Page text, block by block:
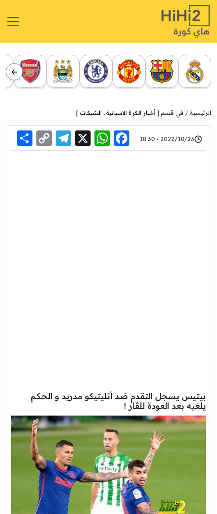
الرئيسية في قسم [ أخبار الكرة الاسبانية , الشبكات ]
2022/10/23 - 18:30
Facebook
WhatsApp
X
Link
بيتيس يسجل التقدم ضد أتليتيكو مدريد و الحكم
يلغيه بعد العودة للڤار !